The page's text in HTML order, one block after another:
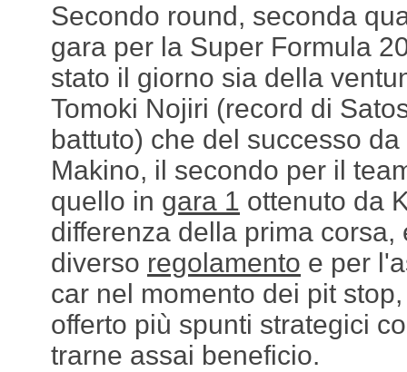
Secondo round, seconda
gara per la Super Formula
stato il giorno sia della
Tomoki Nojiri (record di
battuto) che del successo
Makino, il secondo per il
quello in gara 1 ottenuto da
differenza della prima corsa,
diverso regolamento e per
car nel momento dei pit
offerto più spunti strategici
trarne assai beneficio.